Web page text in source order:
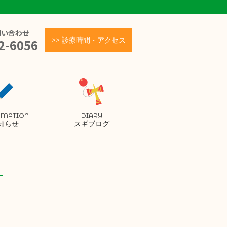
合わせ
6056 >> 診療時間・アクセス
らせ スギブログ
DIARY